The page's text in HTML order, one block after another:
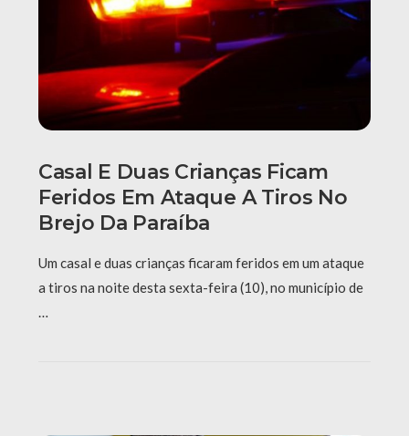
Casal E Duas Crianças Ficam
Feridos Em Ataque A Tiros No
Brejo Da Paraíba
Um casal e duas crianças ficaram feridos em um ataque
a tiros na noite desta sexta-feira (10), no município de
…